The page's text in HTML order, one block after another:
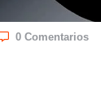
0 Comentarios